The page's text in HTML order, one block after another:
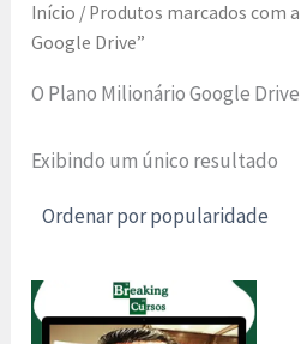
Início / Produtos marcados com
Google Drive”
O Plano Milionário Google Drive
Exibindo um único resultado